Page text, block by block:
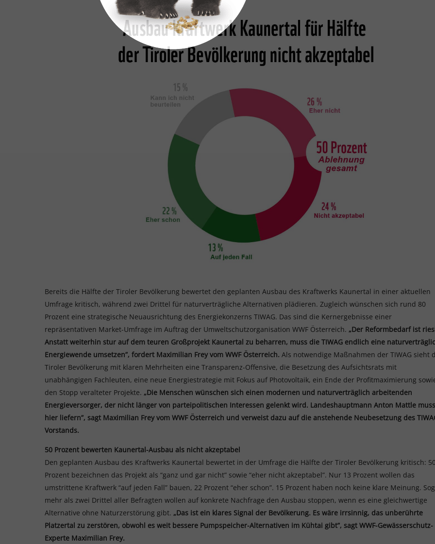
Bereits die Hälfte der Tiroler Bevölkerung bewertet den geplanten Ausbau des Kraftwerks Kaunertal in einer aktuellen
Umfrage kritisch, während zwei Drittel für naturverträgliche Alternativen plädieren. Zugleich wünschen sich rund 80
Prozent eine strategische Neuausrichtung des Energiekonzerns TIWAG. Das sind die Kernergebnisse einer
repräsentativen Market-Umfrage im Auftrag der Umweltschutzorganisation WWF Österreich. „Der Reformbedarf ist
Anstatt weiterhin stur auf dem teuren Großprojekt Kaunertal zu beharren, muss die TIWAG endlich eine
Energiewende umsetzen”, fordert Maximilian Frey vom WWF Österreich. Als notwendige Maßnahmen der TIWAG sieht
Tiroler Bevölkerung mit klaren Mehrheiten eine Transparenz-Offensive, die Besetzung des Aufsichtsrats mit
unabhängigen Fachleuten, eine neue Energiestrategie mit Fokus auf Photovoltaik, ein Ende der Profitmaximierung
den Stopp veralteter Projekte. „Die Menschen wünschen sich einen modernen und naturverträglich arbeitenden
Energieversorger, der nicht länger von parteipolitischen Interessen gelenkt wird. Landeshauptmann Anton Mattle muss
hier liefern”, sagt Maximilian Frey vom WWF Österreich und verweist dazu auf die anstehende Neubesetzung des
Vorstands.
50 Prozent bewerten Kaunertal-Ausbau als nicht akzeptabel
Den geplanten Ausbau des Kraftwerks Kaunertal bewertet in der Umfrage die Hälfte der Tiroler Bevölkerung kritisch: 50
Prozent bezeichnen das Projekt als “ganz und gar nicht” sowie “eher nicht akzeptabel”. Nur 13 Prozent wollen das
umstrittene Kraftwerk “auf jeden Fall” bauen, 22 Prozent “eher schon”. 15 Prozent haben noch keine klare Meinung.
mehr als zwei Drittel aller Befragten wollen auf konkrete Nachfrage den Ausbau stoppen, wenn es eine gleichwertige
Alternative ohne Naturzerstörung gibt. „Das ist ein klares Signal der Bevölkerung. Es wäre irrsinnig, das unberührte
Platzertal zu zerstören, obwohl es weit bessere Pumpspeicher-Alternativen im Kühtai gibt”, sagt WWF-Gewässerschutz-
Experte Maximilian Frey.